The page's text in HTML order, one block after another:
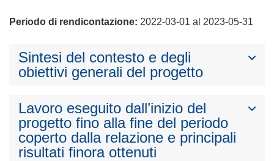
Periodo di rendicontazione: 2022-03-01 al 2023-05-31
Sintesi del contesto e degli
obiettivi generali del progetto
Lavoro eseguito dall’inizio del
progetto fino alla fine del periodo
coperto dalla relazione e principali
risultati finora ottenuti